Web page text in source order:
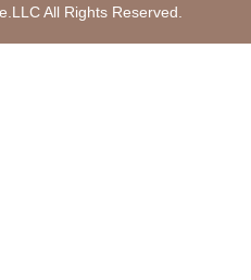
All Rights Reserved.